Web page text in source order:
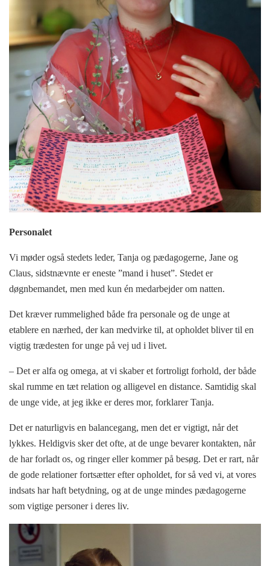
Personalet
Vi møder også stedets leder, Tanja og pædagogerne, Jane og
Claus, sidstnævnte er eneste ”mand i huset”. Stedet er
døgnbemandet, men med kun én medarbejder om natten.
Det kræver rummelighed både fra personale og de unge at
etablere en nærhed, der kan medvirke til, at opholdet bliver til en
vigtig trædesten for unge på vej ud i livet.
– Det er alfa og omega, at vi skaber et fortroligt forhold, der både
skal rumme en tæt relation og alligevel en distance. Samtidig skal
de unge vide, at jeg ikke er deres mor, forklarer Tanja.
Det er naturligvis en balancegang, men det er vigtigt, når det
lykkes. Heldigvis sker det ofte, at de unge bevarer kontakten, når
de har forladt os, og ringer eller kommer på besøg. Det er rart, når
de gode relationer fortsætter efter opholdet, for så ved vi, at vores
indsats har haft betydning, og at de unge mindes pædagogerne
som vigtige personer i deres liv.